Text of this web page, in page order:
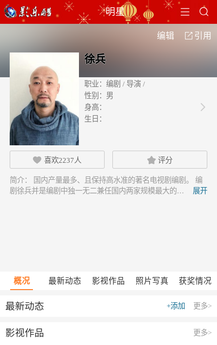
 
明星
编辑  引用
徐兵
职业： 编剧 / 导演 /
性别： 男
身高：
生日：

 喜欢2237人  评分
简介：
剧徐兵并是编剧中独一无二兼任国内两家规模最大的…
展开
概况 最新动态 影视作品 照片写真 获奖情况
更多>
+添加
最新动态
更多>
影视作品